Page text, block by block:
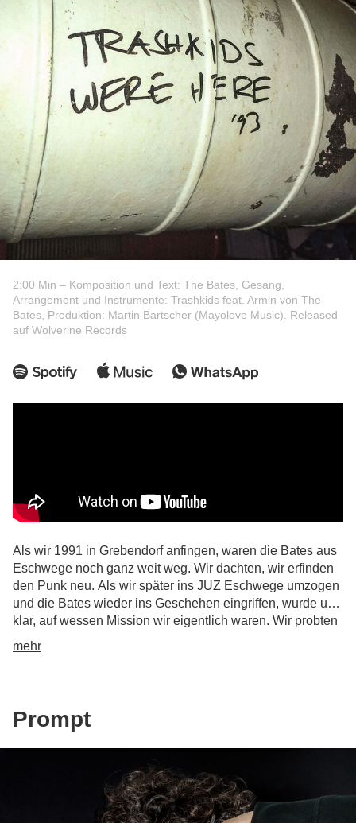
2:00 Min – Komposition und Text: The Bates, Gesang,
Arrangement und Instrumente: Trashkids feat. Armin von The
Bates, Produktion: Martin Bartscher (Mayolove Music). Released
auf Wolverine Records
Als wir 1991 in Grebendorf anfingen, waren die Bates aus
Eschwege noch ganz weit weg. Wir dachten, wir erfinden
den Punk neu. Als wir später ins JUZ Eschwege umzogen
und die Bates wieder ins Geschehen eingriffen, wurde uns
klar, auf wessen Mission wir eigentlich waren. Wir probten
im Raum gegenüber und coverten am Anfang automatisch
die gleichen Songs, in Bomberjacken und Docs. An den
Support einsetzten. 30 Jahre später haben dann sie uns
Noch heute steckt der musikalische Style der Bates tief in
uns drin. Und in alter Tradition spielen wir für Euch „No
place to go“ in doppelt so schnell und… nicht mehr ganz
so scheiße. Erschienen auf „What you leave behind – A
mehr
Prompt